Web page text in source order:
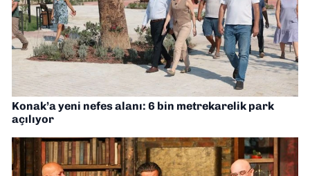
Konak’a yeni nefes alanı: 6 bin metrekarelik park
açılıyor